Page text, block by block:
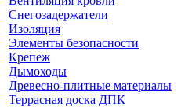
Снегозадержатели
Изоляция
Элементы безопасности
Крепеж
Дымоходы
Древесно-плитные материалы
Террасная доска ДПК